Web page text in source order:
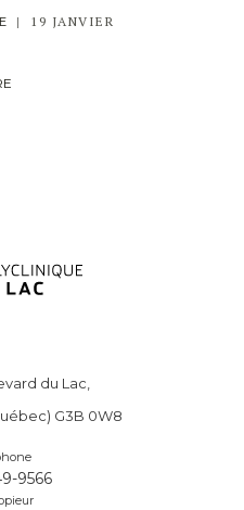
19 JANVIER
du Lac,
G3B 0W8
9566